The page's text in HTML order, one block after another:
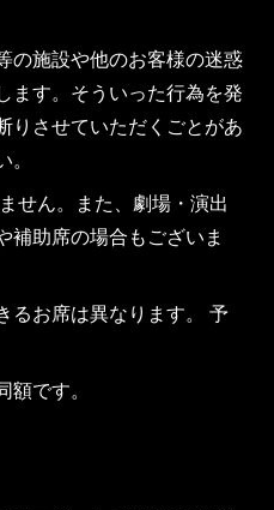
の施設や他のお客様の迷惑
ます。そういった行為を発
りさせていただくごとがあ
せん。また、劇場・演出
補助席の場合もございま
るお席は異なります。 予
です。